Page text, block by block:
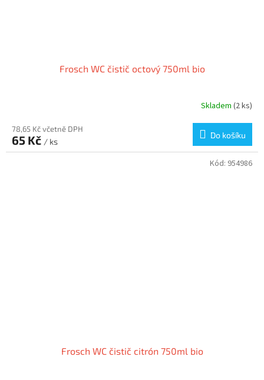
Frosch WC čistič octový 750ml bio
Skladem (2 ks)
78,65 Kč včetně DPH
65 Kč / ks
Do košíku
Frosch WC čistič citrón 750ml bio
Kód: 954986